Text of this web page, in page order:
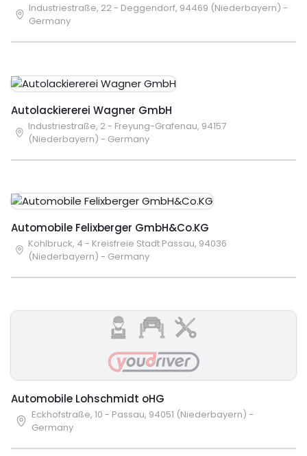
Industriestraße, 22 - Deggendorf, 94469 (Niederbayern) -
Germany
Autolackiererei Wagner GmbH
Industriestraße, 2 - Freyung-Grafenau, 94157
(Niederbayern) - Germany
Automobile Felixberger GmbH&Co.KG
Kohlbruck, 4 - Kreisfreie Stadt Passau, 94036
(Niederbayern) - Germany
Automobile Lohschmidt oHG
Eckhofstraße, 10 - Passau, 94051 (Niederbayern) -
Germany